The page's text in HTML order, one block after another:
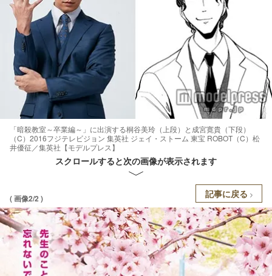
「暗殺教室～卒業編～」に出演する桐谷美玲（上段）と成宮寛貴（下段）
（C）2016フジテレビジョン 集英社 ジェイ・ストーム 東宝 ROBOT（C）松
井優征／集英社【モデルプレス】
スクロールすると次の画像が表示されます
( 画像2/2 ) 記事に戻る